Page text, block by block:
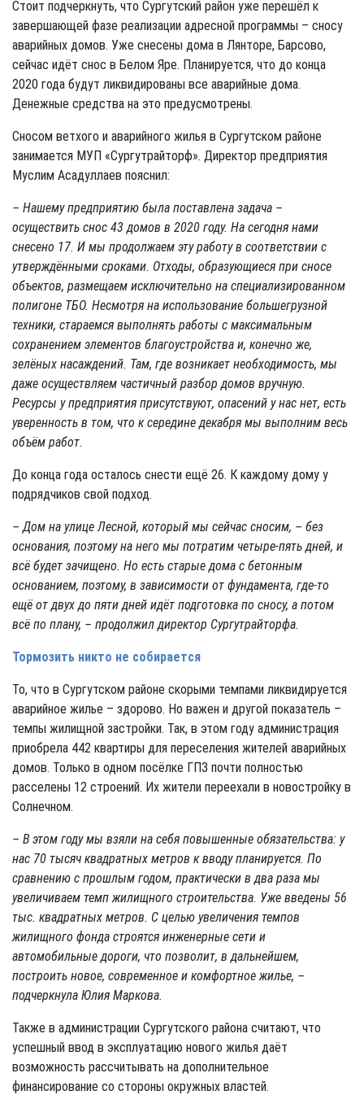
Стоит подчеркнуть, что Сургутский район уже перешёл к
завершающей фазе реализации адресной программы – сносу
аварийных домов. Уже снесены дома в Лянторе, Барсово,
сейчас идёт снос в Белом Яре. Планируется, что до конца
2020 года будут ликвидированы все аварийные дома.
Денежные средства на это предусмотрены.
Сносом ветхого и аварийного жилья в Сургутском районе
занимается МУП «Сургутрайторф». Директор предприятия
Муслим Асадуллаев пояснил:
– Нашему предприятию была поставлена задача –
осуществить снос 43 домов в 2020 году. На сегодня нами
снесено 17. И мы продолжаем эту работу в соответствии с
утверждёнными сроками. Отходы, образующиеся при сносе
объектов, размещаем исключительно на специализированном
полигоне ТБО. Несмотря на использование большегрузной
техники, стараемся выполнять работы с максимальным
сохранением элементов благоустройства и, конечно же,
зелёных насаждений. Там, где возникает необходимость, мы
даже осуществляем частичный разбор домов вручную.
Ресурсы у предприятия присутствуют, опасений у нас нет, есть
уверенность в том, что к середине декабря мы выполним весь
объём работ.
До конца года осталось снести ещё 26. К каждому дому у
подрядчиков свой подход.
– Дом на улице Лесной, который мы сейчас сносим, – без
основания, поэтому на него мы потратим четыре-пять дней, и
всё будет зачищено. Но есть старые дома с бетонным
основанием, поэтому, в зависимости от фундамента, где-то
ещё от двух до пяти дней идёт подготовка по сносу, а потом
всё по плану, – продолжил директор Сургутрайторфа.
Тормозить никто не собирается
То, что в Сургутском районе скорыми темпами ликвидируется
аварийное жилье – здорово. Но важен и другой показатель –
темпы жилищной застройки. Так, в этом году администрация
приобрела 442 квартиры для переселения жителей аварийных
домов. Только в одном посёлке ГПЗ почти полностью
расселены 12 строений. Их жители переехали в новостройку в
Солнечном.
– В этом году мы взяли на себя повышенные обязательства: у
нас 70 тысяч квадратных мет­ров к вводу планируется. По
сравнению с прошлым годом, практически в два раза мы
увеличиваем темп жилищного строительства. Уже введены 56
тыс. квад­ратных метров. С целью увеличения темпов
жилищного фонда строятся инженерные сети и
автомобильные дороги, что позволит, в дальнейшем,
построить новое, современное и комфортное жилье, –
подчеркнула Юлия Маркова.
Также в администрации Сургутского района считают, что
успешный ввод в эксплуатацию нового жилья даёт
возможность рассчитывать на дополнительное
финансирование со стороны окружных властей.